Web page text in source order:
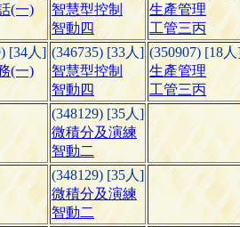
(一)
智慧型控制
智動四
生產管理
工管三丙
[34人]
(一)
(346735) [33人]
智慧型控制
智動四
(350907) [18
生產管理
工管三丙
(348129) [35人]
微積分及演練
智動二
(348129) [35人]
微積分及演練
智動二